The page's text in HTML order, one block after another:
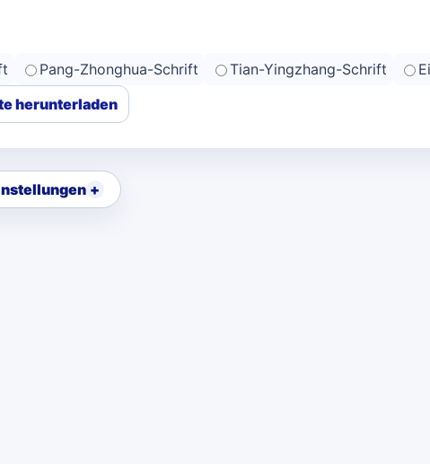
Pang-Zhonghua-Schrift Tian-Yingzhang-Schrift
herunterladen